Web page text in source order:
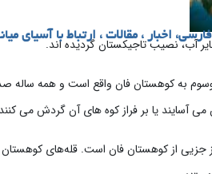
اخبار ، مقالات ، ارتباط با آسیای
آب، نصیب تاجیکستان گردیده اند.
به کوهستان فان واقع است و همه ساله
می آسایند یا بر فراز کوه های آن گردش می
از کوهستان فان است. قله‌های کوهستان